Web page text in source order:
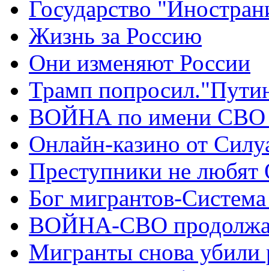
Государство
Жизнь за Россию
Они изменяют России
Трамп
ВОЙНА по имени СВО
Онлайн-казино от
Преступники не
Бог мигрантов-
ВОЙНА-СВО
Мигранты снова убили